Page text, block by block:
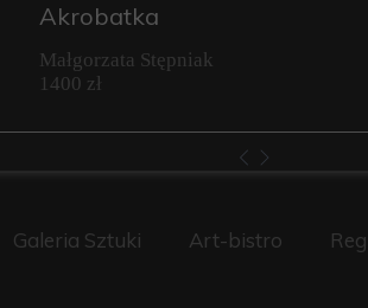
Galeria Sztuki Art-bistro
Akrobatka
Małgorzata Stępniak
1400 zł